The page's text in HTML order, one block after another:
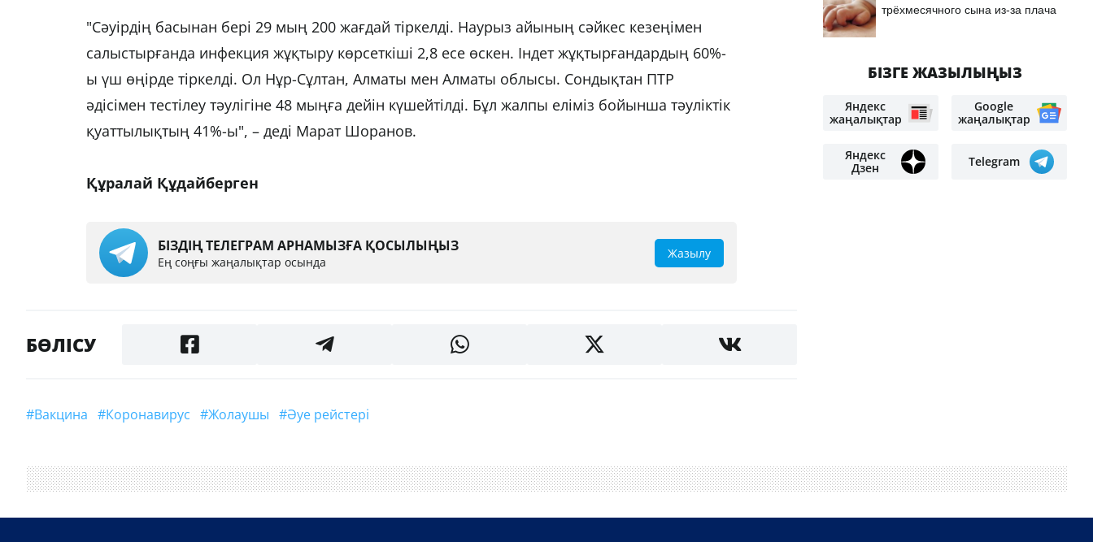
"Сәуірдің басынан бері 29 мың 200 жағдай тіркелді. Наурыз айының сәйкес кезеңімен
салыстырғанда инфекция жұқтыру көрсеткіші 2,8 есе өскен. Індет жұқтырғандардың 60%-
ы үш өңірде тіркелді. Ол Нұр-Сұлтан, Алматы мен Алматы облысы. Сондықтан ПТР
әдісімен тестілеу тәулігіне 48 мыңға дейін күшейтілді. Бұл жалпы еліміз бойынша тәуліктік
қуаттылықтың 41%-ы", – деді Марат Шоранов.
Құралай Құдайберген
БІЗДІҢ ТЕЛЕГРАМ АРНАМЫЗҒА ҚОСЫЛЫҢЫЗ
Ең соңғы жаңалықтар осында
Жазылу
БӨЛІСУ
#вакцина #Коронавирус #жолаушы #әуе рейстері
трёхмесячного сына из-за плача
БІЗГЕ ЖАЗЫЛЫҢЫЗ
Яндекс
жаңалықтар
Google
жаңалықтар
Яндекс
Дзен
Telegram